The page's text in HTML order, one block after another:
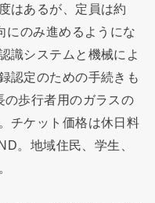
はあるが、定員は約
にのみ進めるようにな
識システムと機械によ
認定のための手続きも
の歩行者用のガラスの
チケット価格は休日料
。地域住民、学生、